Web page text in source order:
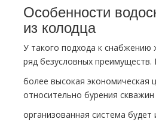
Особенности
из колодца
У такого подхода к
ряд безусловных преимуществ.
более высокая экономическая
относительно бурения
организованная система